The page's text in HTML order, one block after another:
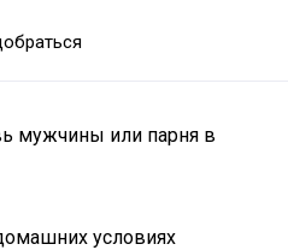
мужчины или парня в
условиях